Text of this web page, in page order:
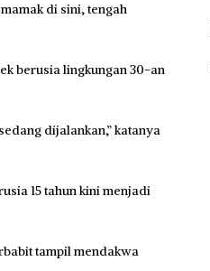
di sini, tengah
berusia lingkungan 30-an
dijalankan,” katanya
15 tahun kini menjadi
tampil mendakwa